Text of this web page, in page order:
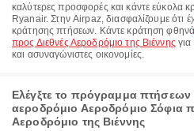
καλύτερες προσφορές και κάντε εύκολα
Ryanair. Στην Airpaz, διασφαλίζουμε ότι
κράτησης πτήσεων. Κάντε κράτηση
προς Διεθνές Αεροδρόμιο της Βιέννης για
και ασυναγώνιστες οικονομίες.
Ελέγξτε το πρόγραμμα
αεροδρόμιο Αεροδρόμιο Σόφια
Αεροδρόμιο της Βιέννης